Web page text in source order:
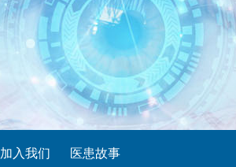
加入我们 医患故事